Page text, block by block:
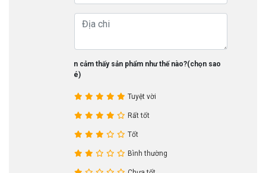
Bạn cảm thấy sản phẩm như thế nào?(chọn sao
nhé)
Tuyệt vời
Rất tốt
Tốt
Bình thường